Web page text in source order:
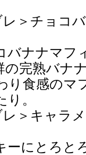
レ＞チョコ
バナナマフ
の完熟バナ
り食感のマ
。
＞キャラ
ーにとろと